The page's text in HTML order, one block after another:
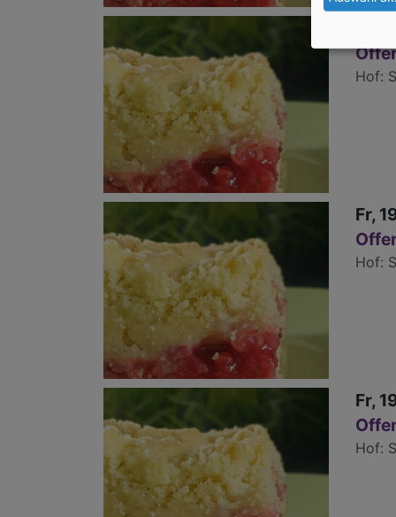
Hof
Fr,
Hof
Fr,
Hof